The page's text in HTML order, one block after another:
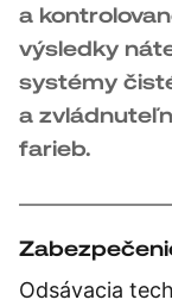
a
výsledky
systémy
a
farieb.
Odsávacia